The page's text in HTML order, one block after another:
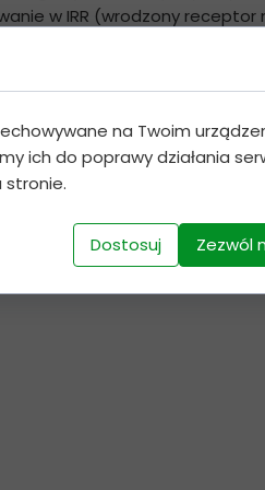
w IRR (wrodzony
ból. Efekt ten
za odczuwanie
utrata tych włókien
odczuwane
na Twoim
ich do poprawy działania
stronie.
Dostosuj Zezwól